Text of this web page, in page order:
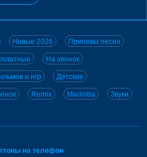
Новые 2026 Припевы песен
На звонок
и игр Детские
Remix Marimba Звуки
на телефон